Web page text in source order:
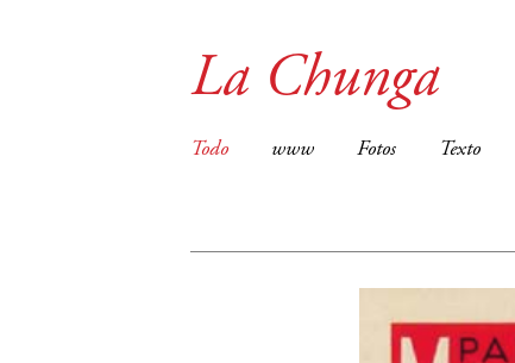
La Chunga
Todo www Fotos Texto